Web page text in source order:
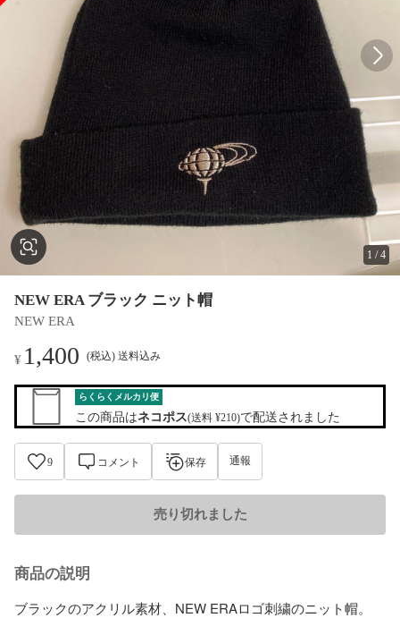
1 /4
NEW ERA ブラック ニット帽
NEW ERA
¥ 1,400 (税込) 送料込み
らくらくメルカリ便
この商品はネコポス(送料 ¥210)で配送されました
9 コメント 保存 通報
売り切れました
商品の説明
ブラックのアクリル素材、NEW ERAロゴ刺繍のニット帽。